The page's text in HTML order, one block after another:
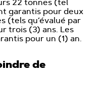
22 tonnes (tel
garantis pour deux
(tels qu’évalué par
trois (3) ans. Les
pour un (1) an.
de